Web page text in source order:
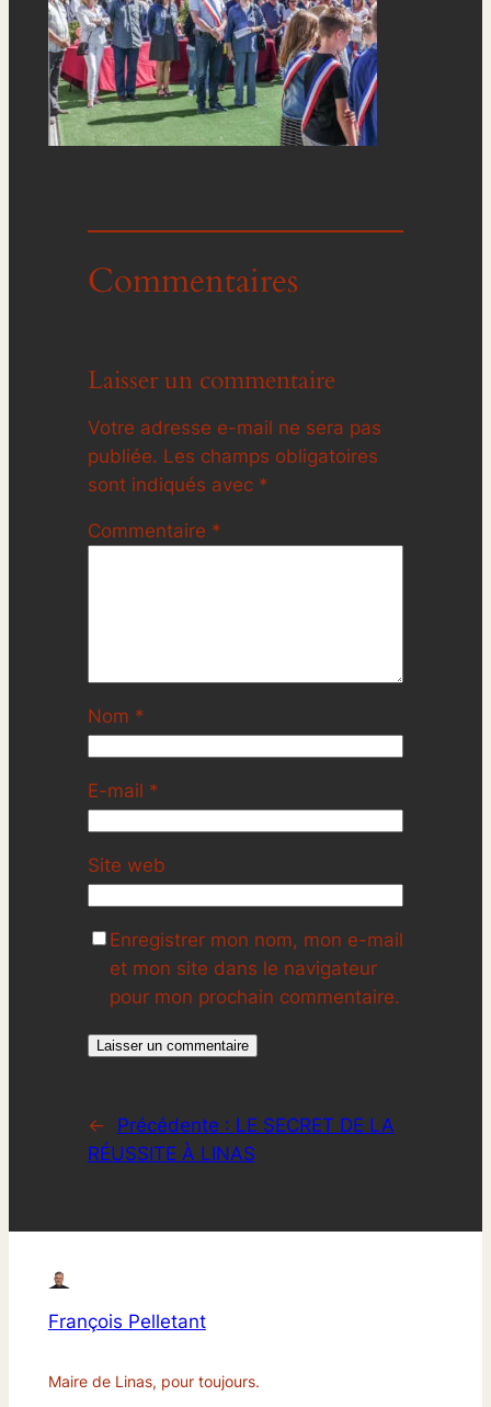
Commentaires
Laisser un commentaire
Votre adresse e-mail ne sera pas
publiée. Les champs obligatoires
sont indiqués avec *
Commentaire *
Nom *
E-mail *
Site web
Enregistrer mon nom, mon e-mail
et mon site dans le navigateur
pour mon prochain commentaire.
← Précédente : LE SECRET DE LA
RÉUSSITE À LINAS
François Pelletant
Maire de Linas, pour toujours.